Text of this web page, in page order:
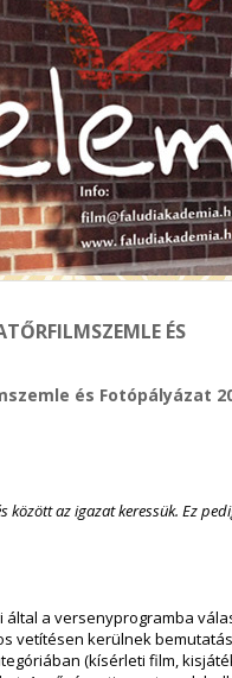
ÉS
és Fotópályázat
között az igazat keressük. Ez
a versenyprogramba
vetítésen kerülnek
(kísérleti film,